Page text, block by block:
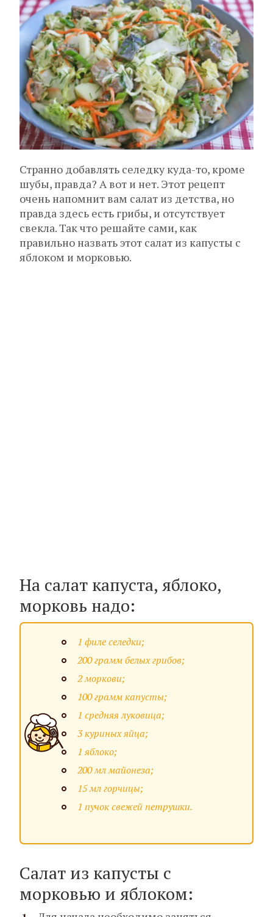
Странно добавлять селедку куда-то, кроме
шубы, правда? А вот и нет. Этот рецепт
очень напомнит вам салат из детства, но
правда здесь есть грибы, и отсутствует
свекла. Так что решайте сами, как
правильно назвать этот салат из капусты с
яблоком и морковью.
На салат капуста, яблоко,
морковь надо:
1 филе селедки;
200 грамм белых грибов;
2 моркови;
100 грамм капусты;
1 средняя луковица;
3 куриных яйца;
1 яблоко;
200 мл майонеза;
15 мл горчицы;
1 пучок свежей петрушки.
Салат из капусты с
морковью и яблоком: